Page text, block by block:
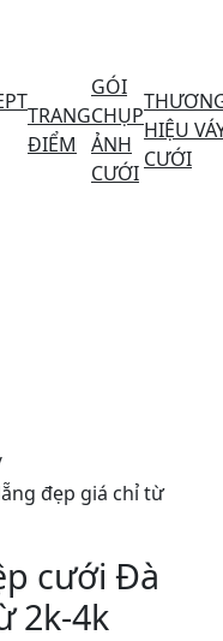
TRANG
ĐIỂM
GÓI
CHỤP
ẢNH
CƯỚI
HIỆU
CƯỚI
đẹp giá chỉ từ
cưới Đà
2k-4k